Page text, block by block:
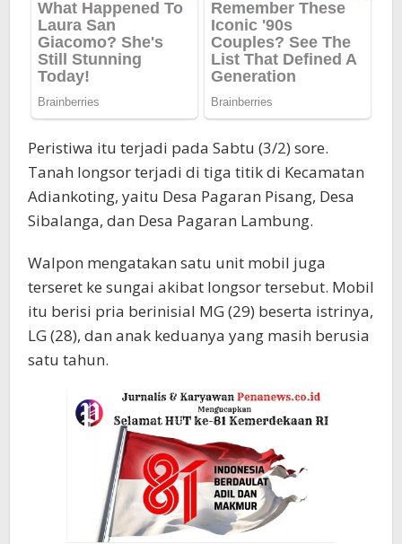
Peristiwa itu terjadi pada Sabtu (3/2) sore.
Tanah longsor terjadi di tiga titik di Kecamatan
Adiankoting, yaitu Desa Pagaran Pisang, Desa
Sibalanga, dan Desa Pagaran Lambung.
Walpon mengatakan satu unit mobil juga
terseret ke sungai akibat longsor tersebut. Mobil
itu berisi pria berinisial MG (29) beserta istrinya,
LG (28), dan anak keduanya yang masih berusia
satu tahun.